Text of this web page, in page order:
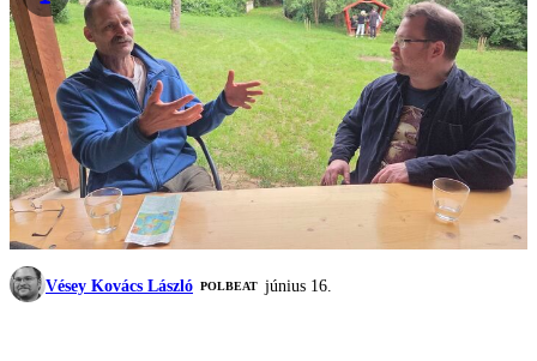
Vésey Kovács László ‎POLBEAT június 16.